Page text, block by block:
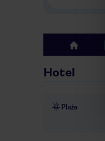
top
Hotel
Plaża